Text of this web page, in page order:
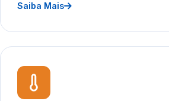
Saiba Mais